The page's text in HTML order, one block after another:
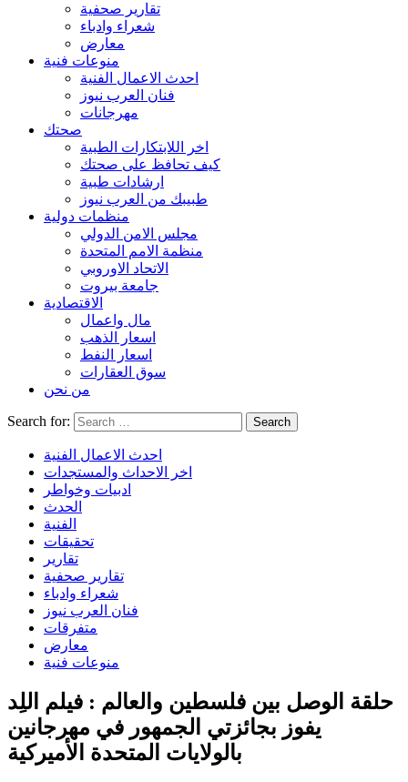
تقارير صحفية
شعراء وادباء
معارض
منوعات فنية
احدث الاعمال الفنية
فنان العرب نيوز
مهرجانات
صحتك
اخر اللابتكارات الطبية
كيف تحافظ على صحتك
ارشادات طبية
طبيبك من العرب نيوز
منظمات دولية
مجلس الامن الدولي
منظمة الامم المتحدة
الاتحاد الاوروبي
جامعة بيروت
الاقتصادية
مال واعمال
اسعار الذهب
اسعار النفط
سوق العقارات
من نحن
Search for:
احدث الاعمال الفنية
اخر الاحداث والمستجدات
ادبيات وخواطر
الحدث
الفنية
تحقيقات
تقارير
تقارير صحفية
شعراء وادباء
فنان العرب نيوز
متفرقات
معارض
منوعات فنية
حلقة الوصل بين فلسطين والعالم : فيلم اللِد
يفوز بجائزتي الجمهور في مهرجانين
بالولايات المتحدة الأميركية